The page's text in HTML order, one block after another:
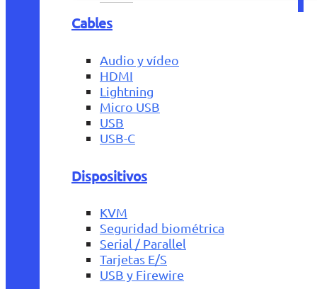
Cables
Audio y vídeo
HDMI
Lightning
Micro USB
USB
USB-C
Dispositivos
KVM
Seguridad biométrica
Serial / Parallel
Tarjetas E/S
USB y Firewire